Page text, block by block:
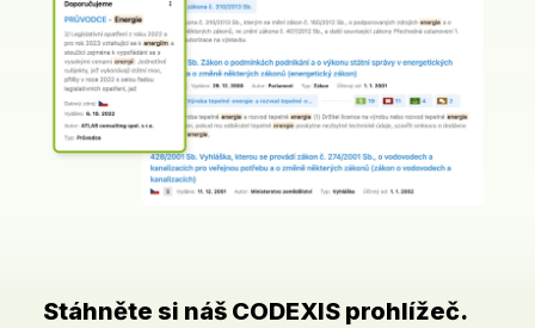
Stáhněte si náš CODEXIS prohlížeč.